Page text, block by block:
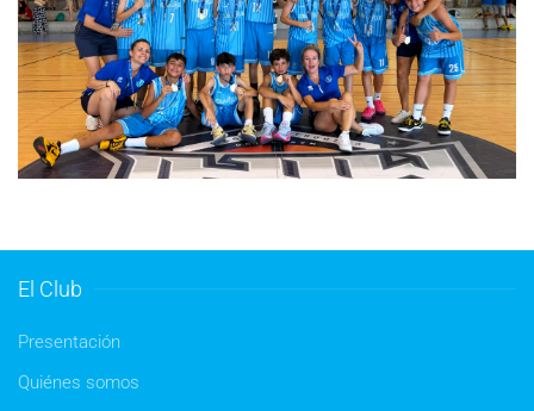
El Club
Presentación
Quiénes somos